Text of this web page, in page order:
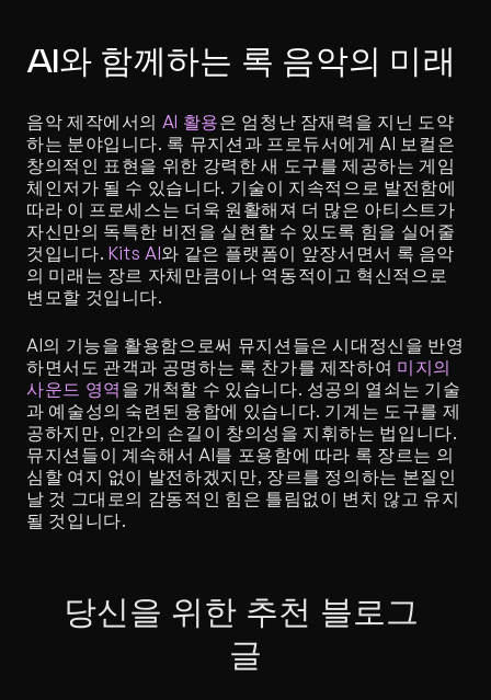
AI와 함께하는 록 음악의 미래
음악 제작에서의 AI 활용은 엄청난 잠재력을 지닌 도약
하는 분야입니다. 록 뮤지션과 프로듀서에게 AI 보컬은
창의적인 표현을 위한 강력한 새 도구를 제공하는 게임
체인저가 될 수 있습니다. 기술이 지속적으로 발전함에
따라 이 프로세스는 더욱 원활해져 더 많은 아티스트가
자신만의 독특한 비전을 실현할 수 있도록 힘을 실어줄
것입니다. Kits AI와 같은 플랫폼이 앞장서면서 록 음악
의 미래는 장르 자체만큼이나 역동적이고 혁신적으로
변모할 것입니다.
AI의 기능을 활용함으로써 뮤지션들은 시대정신을 반영
하면서도 관객과 공명하는 록 찬가를 제작하여 미지의
사운드 영역 을 개척할 수 있습니다. 성공의 열쇠는 기술
과 예술성의 숙련된 융합에 있습니다. 기계는 도구를 제
공하지만, 인간의 손길이 창의성을 지휘하는 법입니다.
뮤지션들이 계속해서 AI를 포용함에 따라 록 장르는 의
심할 여지 없이 발전하겠지만, 장르를 정의하는 본질인
날 것 그대로의 감동적인 힘은 틀림없이 변치 않고 유지
될 것입니다.
당신을 위한 추천 블로그
글